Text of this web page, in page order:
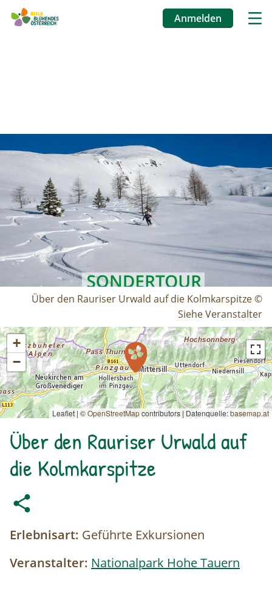
Anmelden
Über den Rauriser Urwald auf die Kolmkarspitze ©
Siehe Veranstalter
+
−
Leaflet | ©OpenStreetMapcontributors | Datenquelle:basemap.at
Über den Rauriser Urwald auf
die Kolmkarspitze
Erlebnisart: Geführte Exkursionen
Veranstalter: Nationalpark Hohe Tauern